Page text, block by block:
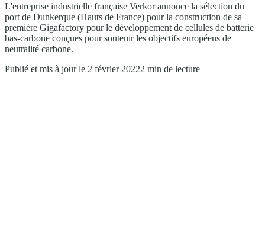
L'entreprise industrielle française Verkor annonce la sélection du
port de Dunkerque (Hauts de France) pour la construction de sa
première Gigafactory pour le développement de cellules de batterie
bas-carbone conçues pour soutenir les objectifs européens de
neutralité carbone.
Publié et mis à jour le 2 février 20222 min de lecture